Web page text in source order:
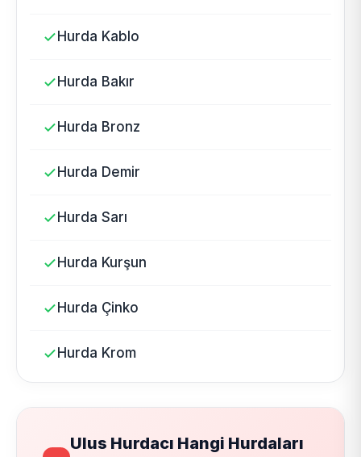
Hurda Kablo
Hurda Bakır
Hurda Bronz
Hurda Demir
Hurda Sarı
Hurda Kurşun
Hurda Çinko
Hurda Krom
Ulus Hurdacı Hangi Hurdaları